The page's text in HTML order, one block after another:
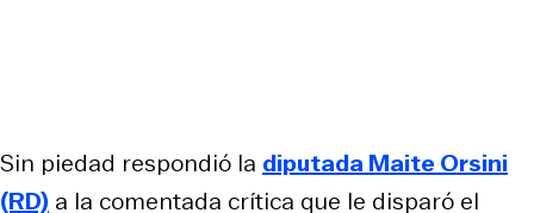
Sin piedad respondió la diputada Maite Orsini
(RD) a la comentada crítica que le disparó el